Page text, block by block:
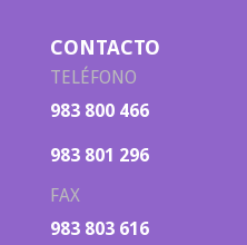
CONTACTO
TELÉFONO
983 800 466
983 801 296
FAX
983 803 616